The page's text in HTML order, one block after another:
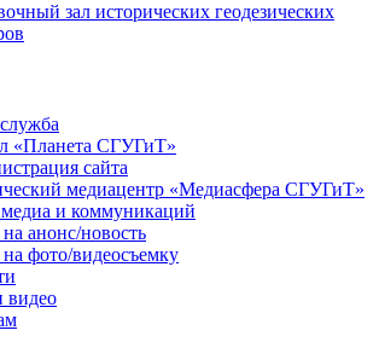
зал исторических геодезических
«Планета СГУГиТ»
сайта
медиацентр «Медиасфера СГУГиТ»
и коммуникаций
на анонс/новость
на фото/видеосъемку
видео